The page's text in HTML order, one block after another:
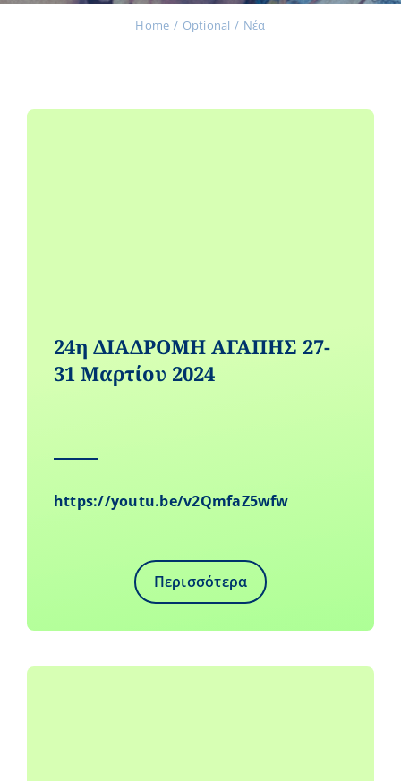
Εισφορές
Home Optional Νέα
24η ΔΙΑΔΡΟΜΗ ΑΓΑΠΗΣ 27-
31 Μαρτίου 2024
https://youtu.be/v2QmfaZ5wfw
Περισσότερα